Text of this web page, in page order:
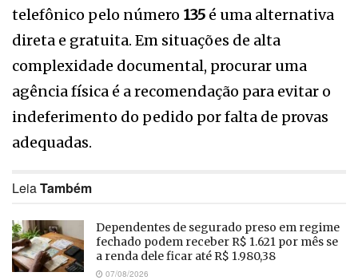
telefônico pelo número 135 é uma alternativa
direta e gratuita. Em situações de alta
complexidade documental, procurar uma
agência física é a recomendação para evitar o
indeferimento do pedido por falta de provas
adequadas.
LeiaTambém
Dependentes de segurado preso em regime
fechado podem receber R$ 1.621 por mês se
a renda dele ficar até R$ 1.980,38
07/08/2026